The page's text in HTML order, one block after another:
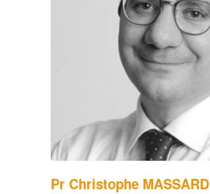
Pr Christophe MASSARD